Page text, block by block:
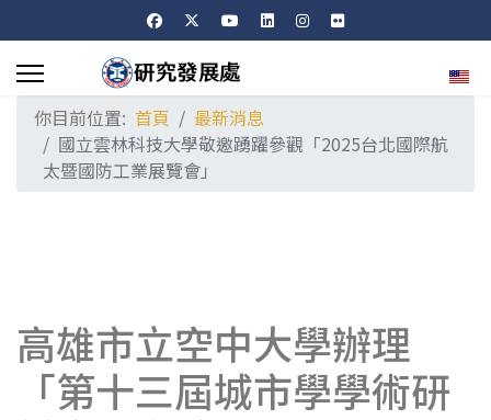
選擇
你目前位置: 首頁
最新消息
國立雲林科技大學敬邀踴躍參觀「2025台北國際航
太暨國防工業展覽會」
高雄市立空中大學辦理
「第十三屆城市學學術研